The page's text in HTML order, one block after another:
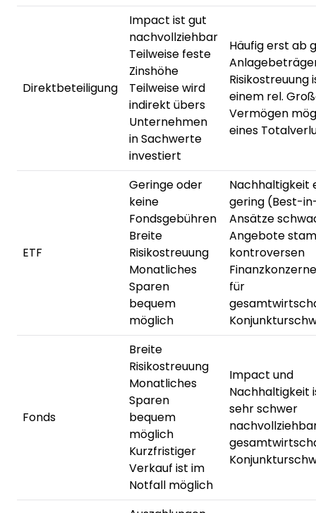
Direktbeteiligung
Impact ist gut
nachvollziehbar
Teilweise feste
Zinshöhe
Teilweise wird
indirekt übers
Unternehmen
in Sachwerte
investiert
Häufig erst ab
Risikostreuung
einem rel.
Vermögen
eines
ETF
Geringe oder
keine
Fondsgebühren
Breite
Risikostreuung
Monatliches
Sparen
bequem
möglich
Nachhaltigkeit
gering (Best-
Ansätze
Angebote
kontroversen
für
Fonds
Breite
Risikostreuung
Monatliches
Sparen
bequem
möglich
Kurzfristiger
Verkauf ist im
Notfall möglich
Impact und
Nachhaltigkeit
sehr schwer